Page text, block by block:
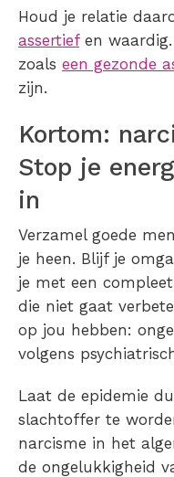
Houd je relatie
assertiefen
zoals een gezonde
zijn.
Kortom:
Stop je
in
Verzamel goede
je heen. Blijf je
je met een
die niet gaat
op jou hebben:
volgens
Laat de epidemie
slachtoffer te
narcisme in het
de ongelukkigheid